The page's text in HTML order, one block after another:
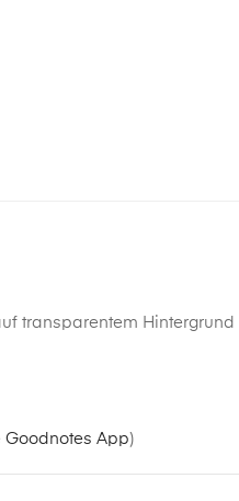
transparentem Hintergrund
Goodnotes App)